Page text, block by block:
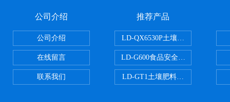
公司介绍
公司介绍
在线留言
联系我们
推荐产品
LD-QX6530P土壤氧化还原电位检
LD-G600食品安全检测仪
LD-GT1土壤肥料养分检测仪